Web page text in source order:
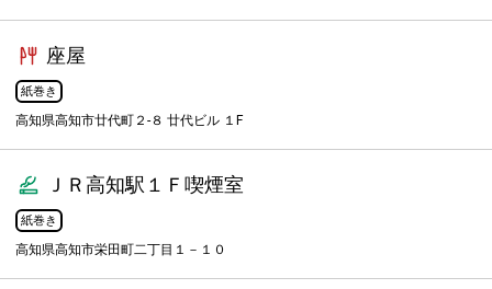
座屋
紙巻き
高知県高知市廿代町２-８ 廿代ビル １F
ＪＲ高知駅１Ｆ喫煙室
紙巻き
高知県高知市栄田町二丁目１－１０